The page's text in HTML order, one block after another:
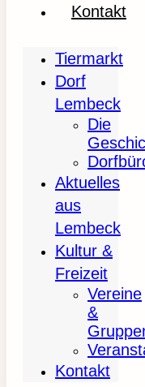
Kontakt
Tiermarkt
Dorf
Lembeck
Die
Aktuelles
aus
Lembeck
Kultur &
Freizeit
Vereine
&
Kontakt